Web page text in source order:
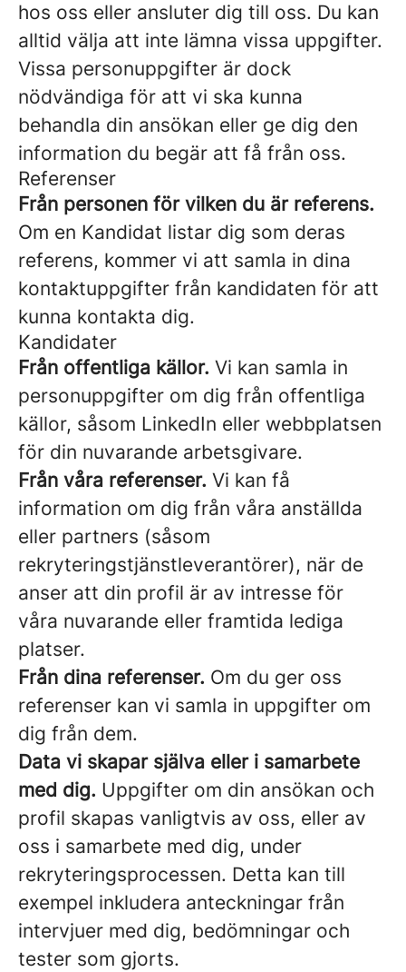
hos oss eller ansluter dig till oss. Du kan
alltid välja att inte lämna vissa uppgifter.
Vissa personuppgifter är dock
nödvändiga för att vi ska kunna
behandla din ansökan eller ge dig den
information du begär att få från oss.
Referenser
Från personen för vilken du är referens.
Om en Kandidat listar dig som deras
referens, kommer vi att samla in dina
kontaktuppgifter från kandidaten för att
kunna kontakta dig.
Kandidater
Från offentliga källor. Vi kan samla in
personuppgifter om dig från offentliga
källor, såsom LinkedIn eller webbplatsen
för din nuvarande arbetsgivare.
Från våra referenser. Vi kan få
information om dig från våra anställda
eller partners (såsom
rekryteringstjänstleverantörer), när de
anser att din profil är av intresse för
våra nuvarande eller framtida lediga
platser.
Från dina referenser. Om du ger oss
referenser kan vi samla in uppgifter om
dig från dem.
Data vi skapar själva eller i samarbete
med dig. Uppgifter om din ansökan och
profil skapas vanligtvis av oss, eller av
oss i samarbete med dig, under
rekryteringsprocessen. Detta kan till
exempel inkludera anteckningar från
intervjuer med dig, bedömningar och
tester som gjorts.